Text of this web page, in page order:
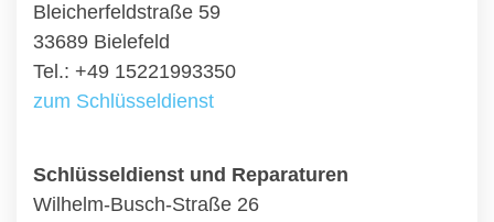
Bleicherfeldstraße 59
33689 Bielefeld
Tel.: +49 15221993350
zum Schlüsseldienst
Schlüsseldienst und Reparaturen
Wilhelm-Busch-Straße 26